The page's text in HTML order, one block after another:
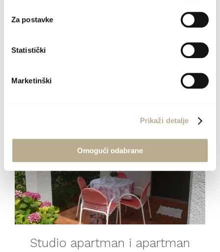
Za postavke
Statistički
Marketinški
Prikaži detalje
Omogući odabrane
Studio apartman i apartman